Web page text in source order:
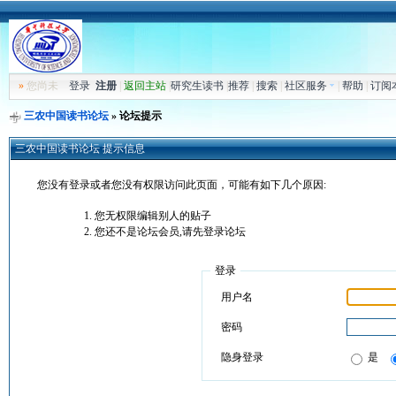
»您尚未 登录 注册| 返回主站| 研究生读书| 推荐| 搜索| 社区服务 帮助 订阅
三农中国读书论坛» 论坛提示
三农中国读书论坛 提示信息
您没有登录或者您没有权限访问此页面，可能有如下几个原因:
您无权限编辑别人的贴子
您还不是论坛会员,请先登录论坛
登录
用户名
密码
隐身登录 是